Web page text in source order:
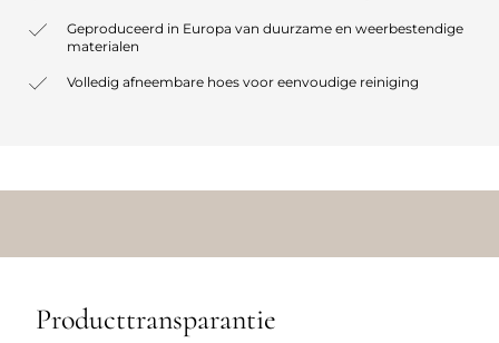
Geproduceerd in Europa van duurzame en weerbestendige
materialen
Volledig afneembare hoes voor eenvoudige reiniging
Producttransparantie